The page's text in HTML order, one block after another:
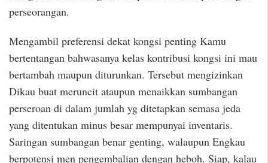
perseorangan.
Mengambil preferensi dekat kongsi penting Kamu
bertentangan bahwasanya kelas kontribusi kongsi ini mau
bertambah maupun diturunkan. Tersebut mengizinkan
Dikau buat meruncit ataupun menaikkan sumbangan
perseroan di dalam jumlah yg ditetapkan semasa jeda
yang ditentukan minus besar mempunyai inventaris.
Saringan sumbangan benar genting, walaupun Engkau
berpotensi men pengembalian dengan heboh. Siap, kalau